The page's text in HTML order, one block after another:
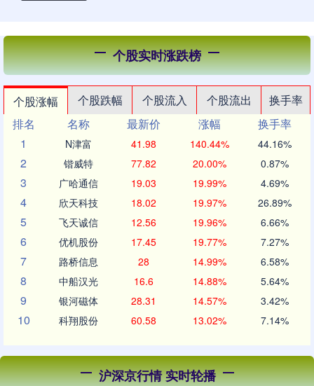
个股实时涨跌榜
个股涨幅 个股跌幅 个股流入 个股流出
换手率
排名
名称 最新价 涨幅
换手率
1
N津富 41.98 140.44% 44.16%
2 锴威特 77.82 20.00% 0.87%
3 广哈通信 19.03 19.99% 4.69%
4 欣天科技 18.02 19.97% 26.89%
5 飞天诚信 12.56 19.96% 6.66%
6 优机股份 17.45 19.77% 7.27%
7 路桥信息 28 14.99% 6.58%
8 中船汉光 16.6 14.88% 5.64%
9 银河磁体 28.31 14.57% 3.42%
10 科翔股份 60.58 13.02% 7.14%
沪深京行情 实时轮播